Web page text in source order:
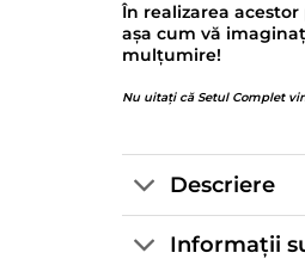
În realizarea
așa cum vă
mulțumire!
Nu uitați că Setul Complet
Descriere
Informații